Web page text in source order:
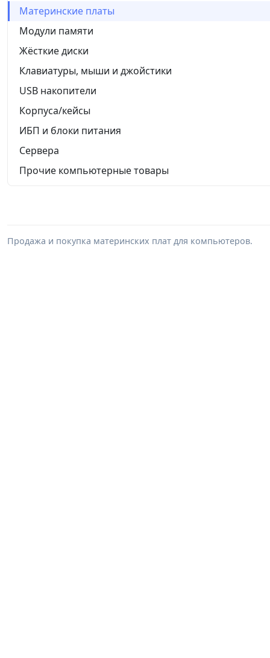
Материнские платы
Модули памяти
Жёсткие диски
Клавиатуры, мыши и джойстики
USB накопители
Корпуса/кейсы
ИБП и блоки питания
Сервера
Прочие компьютерные товары
Продажа и покупка материнских плат для компьютеров.